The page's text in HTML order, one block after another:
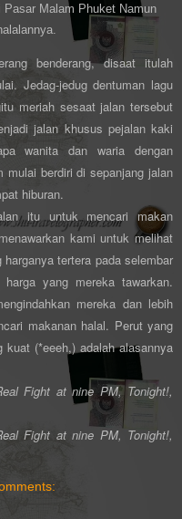
Pasar Malam Phuket Namun
benderang, disaat itulah
Jedag-jedug dentuman lagu
meriah sesaat jalan tersebut
jalan khusus pejalan kaki
wanita dan waria dengan
mulai berdiri di sepanjang jalan
hiburan.
itu untuk mencari makan
kami untuk melihat
tertera pada selembar
yang mereka tawarkan.
mereka dan lebih
makanan halal. Perut yang
kuat (*eeeh,) adalah alasannya
Fight at nine PM, Tonight!,
Fight at nine PM, Tonight!,